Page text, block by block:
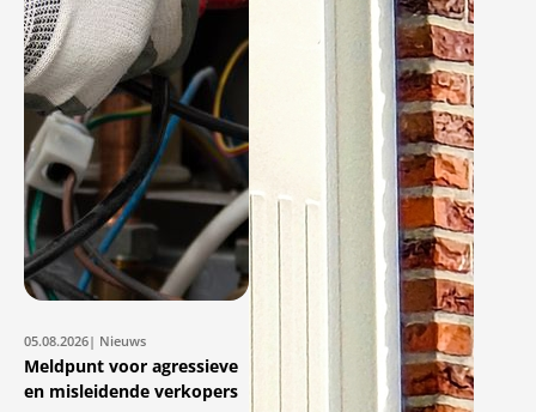
05.08.2026| Nieuws
Meldpunt voor agressieve
en misleidende verkopers